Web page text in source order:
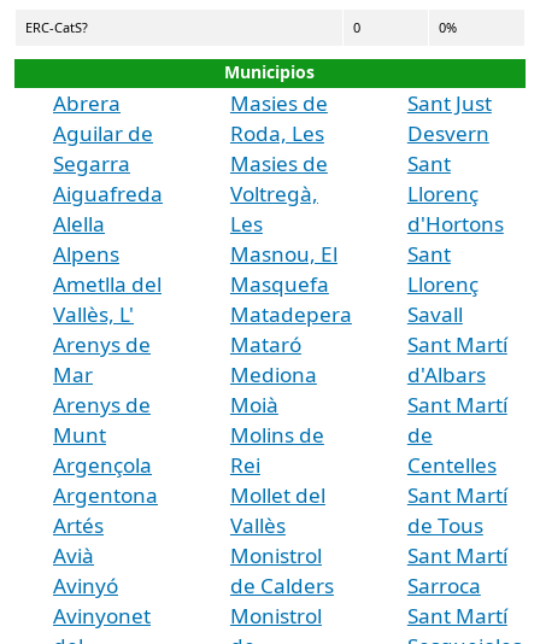
ERC-CatS? 0 0%
Municipios
Abrera
Aguilar de
Segarra
Aiguafreda
Alella
Alpens
Ametlla del
Vallès, L'
Arenys de
Mar
Arenys de
Munt
Argençola
Argentona
Artés
Avià
Avinyó
Avinyonet
Masies de
Roda, Les
Masies de
Voltregà,
Les
Masnou, El
Masquefa
Matadepera
Mataró
Mediona
Moià
Molins de
Rei
Mollet del
Vallès
Monistrol
de Calders
Monistrol
Sant Just
Desvern
Sant
Llorenç
d'Hortons
Sant
Llorenç
Savall
Sant Martí
d'Albars
Sant Martí
de
Centelles
Sant Martí
de Tous
Sant Martí
Sarroca
Sant Martí